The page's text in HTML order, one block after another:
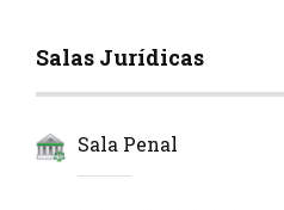
Salas Jurídicas
Sala Penal